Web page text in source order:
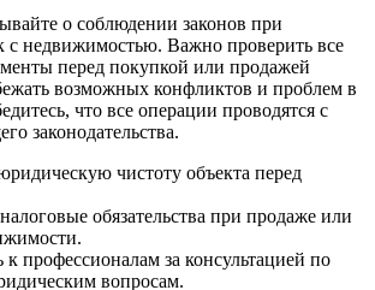
о соблюдении законов при
с недвижимостью. Важно проверить все
перед покупкой или продажей
возможных конфликтов и проблем в
что все операции проводятся с
законодательства.
чистоту объекта перед
обязательства при продаже или
профессионалам за консультацией по
вопросам.